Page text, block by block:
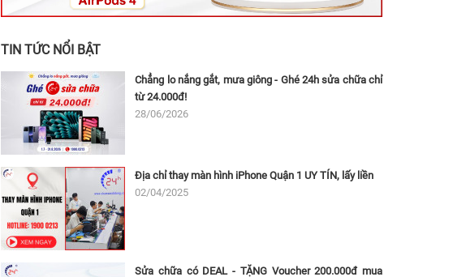
24h Vũng Tàu: 162A Ba Cu, Vũng Tàu, Hồ Chí Minh (TP. Vũng Tàu cũ)
TIN TỨC NỔI BẬT
Chẳng lo nắng gắt, mưa giông - Ghé 24h sửa chữa chỉ
từ 24.000đ!
28/06/2026
Địa chỉ thay màn hình iPhone Quận 1 UY TÍN, lấy liền
02/04/2025
Sửa chữa có DEAL - TẶNG Voucher 200.000đ mua